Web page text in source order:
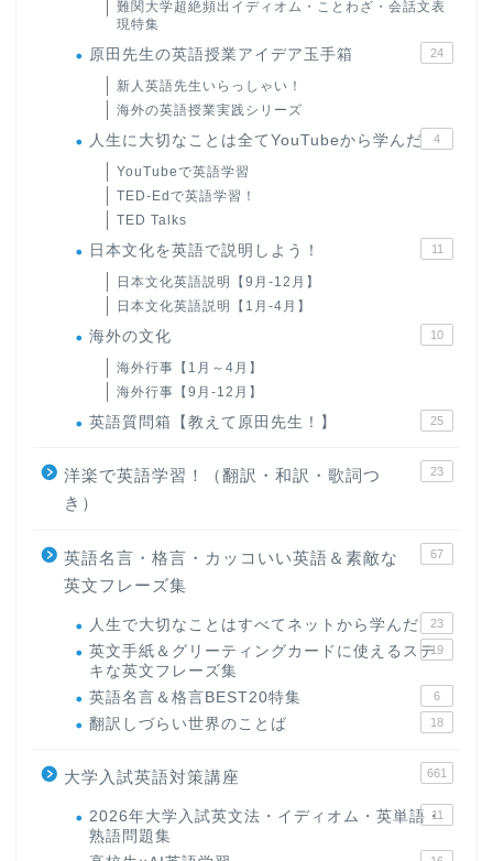
難関大学超絶頻出イディオム・ことわざ・会話文表
現特集
原田先生の英語授業アイデア玉手箱 24
新人英語先生いらっしゃい！
海外の英語授業実践シリーズ
人生に大切なことは全てYouTubeから学んだ 4
YouTubeで英語学習
TED-Edで英語学習！
TED Talks
日本文化を英語で説明しよう！ 11
日本文化英語説明【9月-12月】
日本文化英語説明【1月-4月】
海外の文化 10
海外行事【1月～4月】
海外行事【9月-12月】
英語質問箱【教えて原田先生！】 25
洋楽で英語学習！（翻訳・和訳・歌詞つ
き）
23
英語名言・格言・カッコいい英語＆素敵な
英文フレーズ集
67
人生で大切なことはすべてネットから学んだ 23
英文手紙＆グリーティングカードに使えるステ
キな英文フレーズ集
19
英語名言＆格言BEST20特集 6
翻訳しづらい世界のことば 18
大学入試英語対策講座 661
2026年大学入試英文法・イディオム・英単語・
熟語問題集
11